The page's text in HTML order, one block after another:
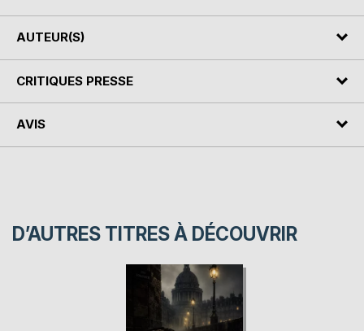
AUTEUR(S)
CRITIQUES PRESSE
AVIS
D’AUTRES TITRES À DÉCOUVRIR